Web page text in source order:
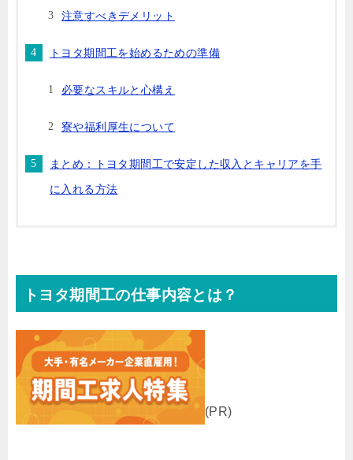
注意すべきデメリット
トヨタ期間工を始めるための準備
必要なスキルと心構え
寮や福利厚生について
まとめ：トヨタ期間工で安定した収入とキャリアを手
に入れる方法
トヨタ期間工の仕事内容とは？
(PR)